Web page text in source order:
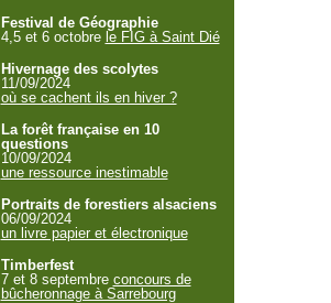
Festival de Géographie
4,5 et 6 octobre le FIG à Saint Dié
Hivernage des scolytes
11/09/2024
où se cachent ils en hiver ?
La forêt française en 10
questions
10/09/2024
une ressource inestimable
Portraits de forestiers alsaciens
06/09/2024
un livre papier et électronique
Timberfest
7 et 8 septembre concours de
bûcheronnage à Sarrebourg